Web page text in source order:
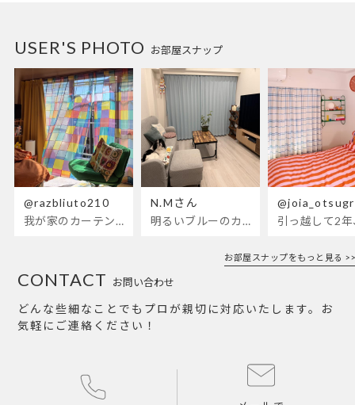
お部屋スナップ
USER'S PHOTO
@razbliuto210
我が家のカーテンが新しくなりました🌼早起きが超絶苦手な私が、思わず朝カーテンを開けて光合成するようになったステンドグラスカーテン…！
N.Mさん
明るいブルーのカーテンで、部屋全体が明るく。白を基調とした部屋にぴったりです。
お部屋スナップをもっと見る >>
お問い合わせ
CONTACT
どんな些細なことでもプロが親切に対応いたします。お
気軽にご連絡ください！